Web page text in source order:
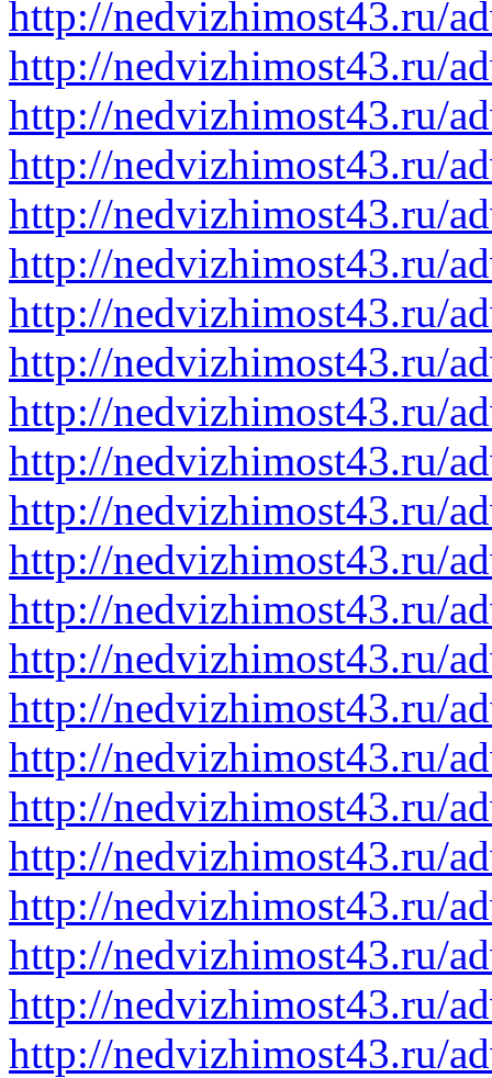
http://nedvizhimost43.ru/
http://nedvizhimost43.ru/
http://nedvizhimost43.ru/
http://nedvizhimost43.ru/
http://nedvizhimost43.ru/
http://nedvizhimost43.ru/
http://nedvizhimost43.ru/
http://nedvizhimost43.ru/
http://nedvizhimost43.ru/
http://nedvizhimost43.ru/
http://nedvizhimost43.ru/
http://nedvizhimost43.ru/
http://nedvizhimost43.ru/
http://nedvizhimost43.ru/
http://nedvizhimost43.ru/
http://nedvizhimost43.ru/
http://nedvizhimost43.ru/
http://nedvizhimost43.ru/
http://nedvizhimost43.ru/
http://nedvizhimost43.ru/
http://nedvizhimost43.ru/
http://nedvizhimost43.ru/